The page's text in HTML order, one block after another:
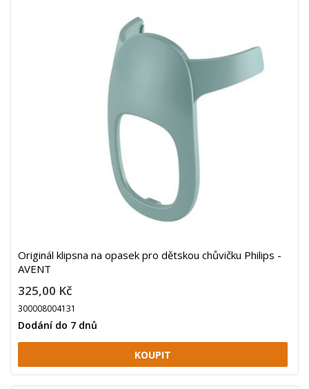
Originál klipsna na opasek pro dětskou chůvičku Philips -
AVENT
325,00 Kč
300008004131
Dodání do 7 dnů